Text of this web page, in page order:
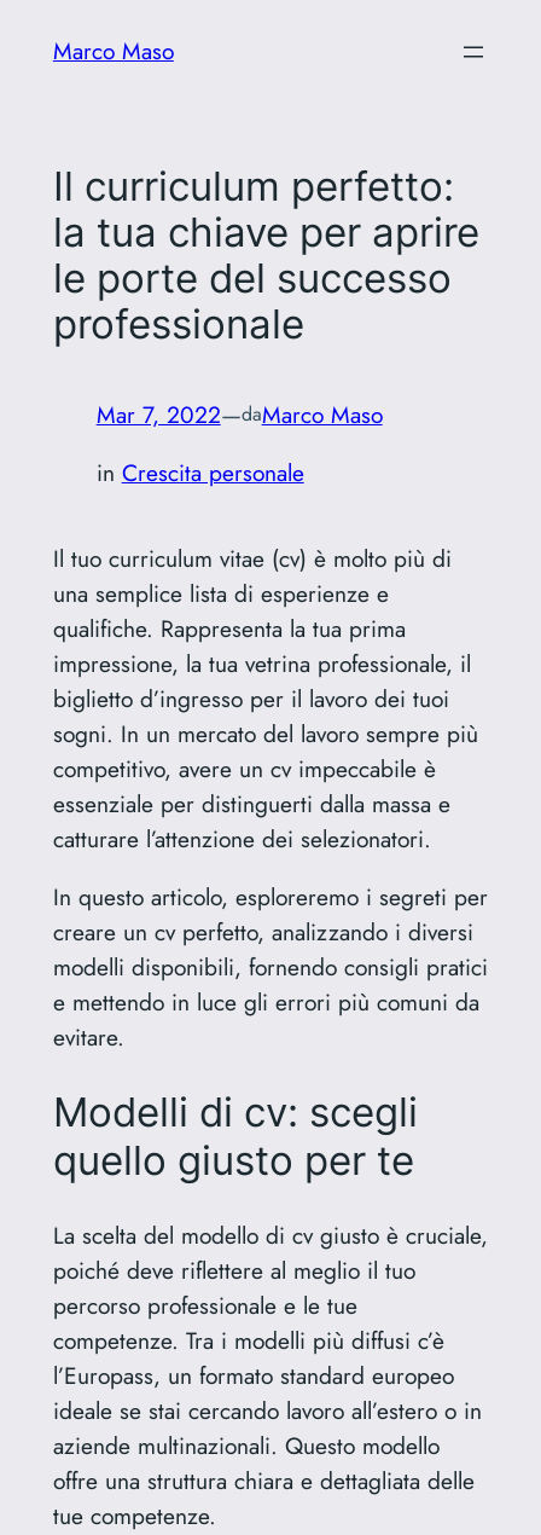
Marco Maso
Il curriculum perfetto:
la tua chiave per aprire
le porte del successo
professionale
Mar 7, 2022—daMarco Maso
in Crescita personale
Il tuo curriculum vitae (cv) è molto più di
una semplice lista di esperienze e
qualifiche. Rappresenta la tua prima
impressione, la tua vetrina professionale, il
biglietto d’ingresso per il lavoro dei tuoi
sogni. In un mercato del lavoro sempre più
competitivo, avere un cv impeccabile è
essenziale per distinguerti dalla massa e
catturare l’attenzione dei selezionatori.
In questo articolo, esploreremo i segreti per
creare un cv perfetto, analizzando i diversi
modelli disponibili, fornendo consigli pratici
e mettendo in luce gli errori più comuni da
evitare.
Modelli di cv: scegli
quello giusto per te
La scelta del modello di cv giusto è cruciale,
poiché deve riflettere al meglio il tuo
percorso professionale e le tue
competenze. Tra i modelli più diffusi c’è
l’Europass, un formato standard europeo
ideale se stai cercando lavoro all’estero o in
aziende multinazionali. Questo modello
offre una struttura chiara e dettagliata delle
tue competenze.